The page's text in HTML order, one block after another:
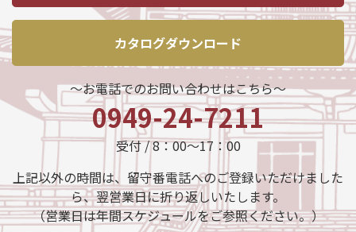
カタログダウンロード
～お電話でのお問い合わせはこちら～
0949-24-7211
受付 / 8：00～17：00
上記以外の時間は、留守番電話へのご登録いただけました
ら、翌営業日に折り返しいたします。
（営業日は年間スケジュールをご参照ください。）